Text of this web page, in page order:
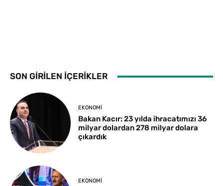
SON GİRİLEN İÇERİKLER
EKONOMI
Bakan Kacır: 23 yılda ihracatımızı 36
milyar dolardan 278 milyar dolara
çıkardık
EKONOMI